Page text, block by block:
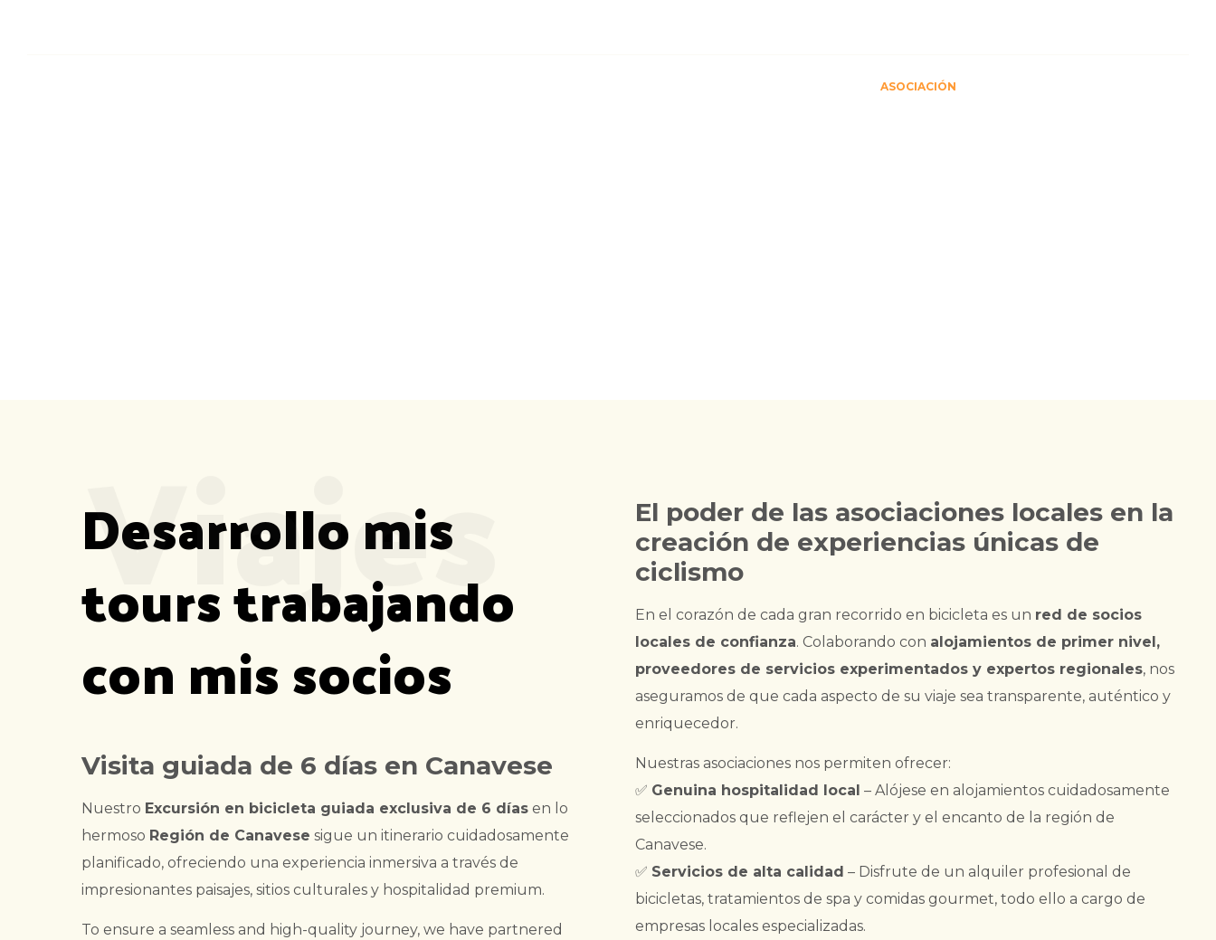
ASOCIACIÓN
Viajes
Desarrollo mis
tours trabajando
con mis socios
Visita guiada de 6 días en Canavese
Nuestro Excursión en bicicleta guiada exclusiva de 6 días en lo
hermoso Región de Canavese sigue un itinerario cuidadosamente
planificado, ofreciendo una experiencia inmersiva a través de
impresionantes paisajes, sitios culturales y hospitalidad premium.
To ensure a seamless and high-quality journey, we have partnered
El poder de las asociaciones locales en la
creación de experiencias únicas de
ciclismo
En el corazón de cada gran recorrido en bicicleta es un red de socios
locales de confianza. Colaborando con alojamientos de primer nivel,
proveedores de servicios experimentados y expertos regionales, nos
aseguramos de que cada aspecto de su viaje sea transparente, auténtico y
enriquecedor.
Nuestras asociaciones nos permiten ofrecer:
✅ Genuina hospitalidad local – Alójese en alojamientos cuidadosamente
seleccionados que reflejen el carácter y el encanto de la región de
Canavese.
✅ Servicios de alta calidad – Disfrute de un alquiler profesional de
bicicletas, tratamientos de spa y comidas gourmet, todo ello a cargo de
empresas locales especializadas.